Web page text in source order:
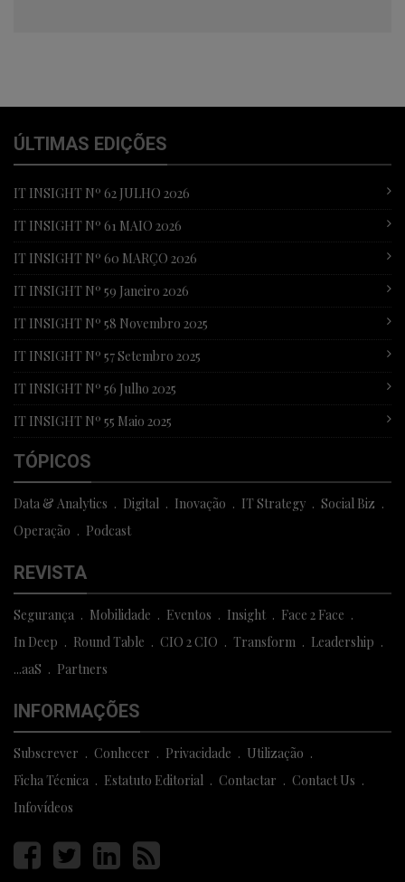
ÚLTIMAS EDIÇÕES
IT INSIGHT Nº 62 JULHO 2026
IT INSIGHT Nº 61 MAIO 2026
IT INSIGHT Nº 60 MARÇO 2026
IT INSIGHT Nº 59 Janeiro 2026
IT INSIGHT Nº 58 Novembro 2025
IT INSIGHT Nº 57 Setembro 2025
IT INSIGHT Nº 56 Julho 2025
IT INSIGHT Nº 55 Maio 2025
TÓPICOS
Data & Analytics Digital Inovação IT Strategy
Social Biz
Operação
Podcast
REVISTA
Segurança Mobilidade Eventos Insight
Face 2 Face
In Deep
Round Table CIO 2 CIO Transform
Leadership
...aaS
Partners
INFORMAÇÕES
Subscrever Conhecer Privacidade
Utilização
Ficha Técnica
Estatuto Editorial Contactar
Contact Us
Infovídeos
Página
facebook
Página
twitter
Página
linkedin
Página
rss